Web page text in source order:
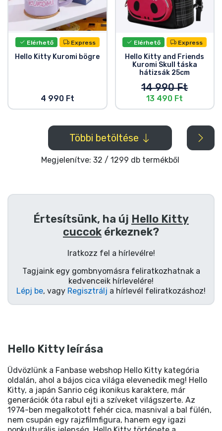
Elérhető Express
Hello Kitty Kuromi bögre
4 990 Ft
Elérhető Express
Hello Kitty and Friends
Kuromi Skull táska
hátizsák 25cm
14 990 Ft
13 490 Ft
Többi betöltése
Megjelenítve: 32 / 1299 db termékből
Értesítsünk, ha új Hello Kitty
cuccok érkeznek?
Iratkozz fel a hírlevélre!
Tagjaink egy gombnyomásra feliratkozhatnak a
kedvenceik hírlevelére!
Lépj be, vagy Regisztrálj a hírlevél feliratkozáshoz!
Hello Kitty leírása
Üdvözlünk a Fanbase webshop Hello Kitty kategória
oldalán, ahol a bájos cica világa elevenedik meg! Hello
Kitty, a japán Sanrio cég ikonikus karaktere, már
generációk óta rabul ejti a szíveket világszerte. Az
1974-ben megalkotott fehér cica, masnival a bal fülén,
nem csupán egy rajzfilmfigura, hanem egy igazi